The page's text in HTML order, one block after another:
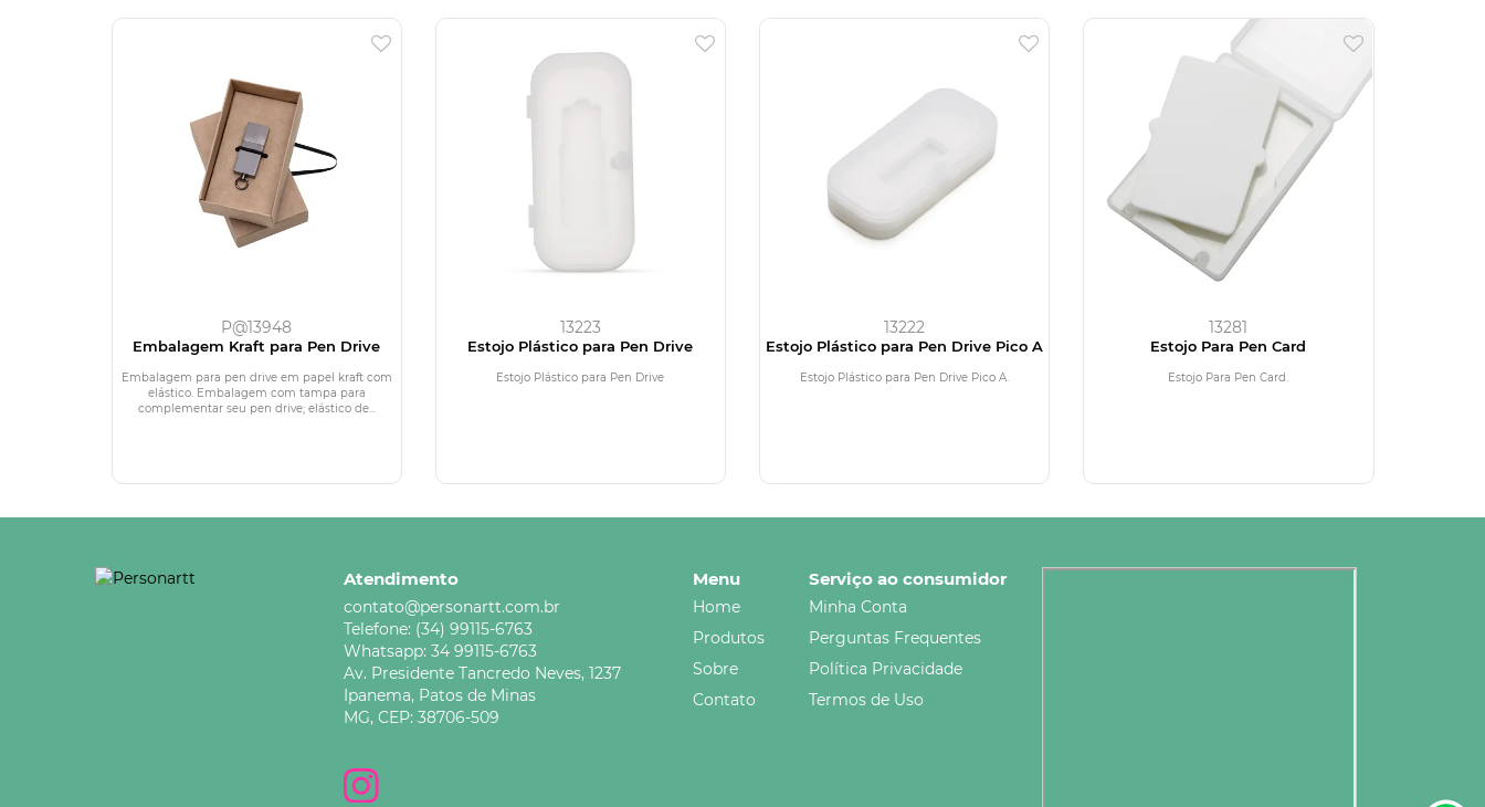
P@13948
Embalagem Kraft para Pen Drive
Embalagem para pen drive em papel kraft com
elástico. Embalagem com tampa para
complementar seu pen drive; elástico de...
13223
Estojo Plástico para Pen Drive
Estojo Plástico para Pen Drive
13222
Estojo Plástico para Pen Drive Pico A
Estojo Plástico para Pen Drive Pico A.
13281
Estojo Para Pen Card
Estojo Para Pen Card.
Atendimento
contato@personartt.com.br
Telefone: (34) 99115-6763
Whatsapp: 34 99115-6763
Av. Presidente Tancredo Neves, 1237
Ipanema, Patos de Minas
MG, CEP: 38706-509
Menu
Home
Produtos
Sobre
Contato
Serviço ao consumidor
Minha Conta
Perguntas Frequentes
Política Privacidade
Termos de Uso